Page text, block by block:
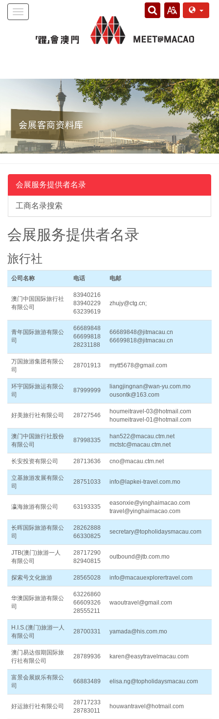
Toggle
会展服务提供者名录
工商名录搜索
会展服务提供者名录
旅行社
公司名称 电话 电邮
澳门中国国际旅行社
有限公司
83940216
83940229
63239619
zhujy@ctg.cn;
青年国际旅游有限公
司
66689848
66699818
28231188
66689848@jitmacau.cn
66699818@jitmacau.cn
万国旅游集团有限公
司
28701913 mytt5678@gmail.com
环宇国际旅运有限公
司
87999999
liangjingnan@wan-yu.com.mo
ousontk@163.com
好美旅行社有限公司 28727546
houmeitravel-03@hotmail.com
houmeitravel-01@hotmail.com
澳门中国旅行社股份
有限公司
87998335
han522@macau.ctm.net
mctstc@macau.ctm.net
长安投资有限公司 28713636 cno@macau.ctm.net
立基旅游发展有限公
司
28751033 info@lapkei-travel.com.mo
瀛海旅游有限公司 63193335
easonxie@yinghaimacao.com
travel@yinghaimacao.com
长晖国际旅游有限公
司
28262888
66330825
secretary@topholidaysmacau.com
JTB(澳门)旅游一人
有限公司
28717290
82940815
outbound@jtb.com.mo
探索号文化旅游 28565028 info@macauexplorertravel.com
华澳国际旅游有限公
司
63226860
66609326
28555211
waoutravel@gmail.com
H.I.S.(澳门)旅游一人
有限公司
28700331 yamada@his.com.mo
澳门易达假期国际旅
行社有限公司
28789936 karen@easytravelmacau.com
富景会展娱乐有限公
司
66883489 elisa.ng@topholidaysmacau.com
好运旅行社有限公司
28717233
28783011
houwantravel@hotmail.com